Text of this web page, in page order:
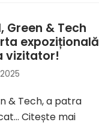
Green & Tech
expozițională
vizitator!
& Tech, a patra
Citește mai